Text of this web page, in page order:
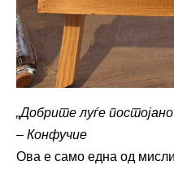
„Добрите луѓе
– Конфучие
Ова е само една од